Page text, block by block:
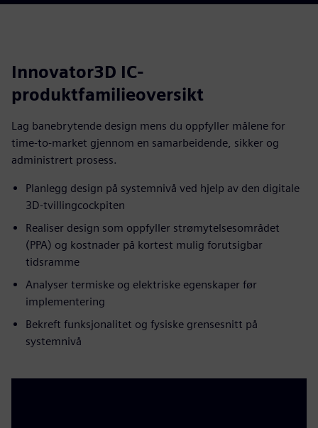
Innovator3D IC-
produktfamilieoversikt
Lag banebrytende design mens du oppfyller målene for
time-to-market gjennom en samarbeidende, sikker og
administrert prosess.
Planlegg design på systemnivå ved hjelp av den digitale
3D-tvillingcockpiten
Realiser design som oppfyller strømytelsesområdet
(PPA) og kostnader på kortest mulig forutsigbar
tidsramme
Analyser termiske og elektriske egenskaper før
implementering
Bekreft funksjonalitet og fysiske grensesnitt på
systemnivå